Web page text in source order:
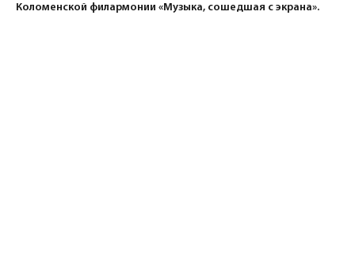
Коломенской филармонии «Музыка, сошедшая с экрана».